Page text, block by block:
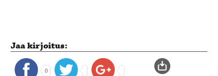
Jaa kirjoitus:
0